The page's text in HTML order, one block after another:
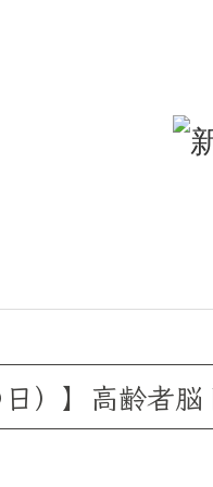
）】高齢者